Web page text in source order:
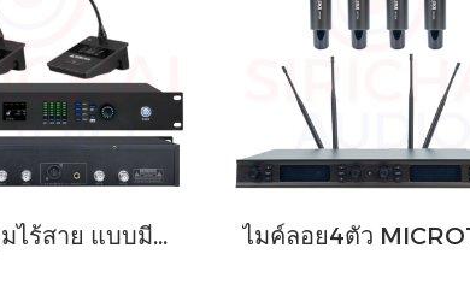
ไมค์ประชุมไร้สาย แบบมีประธาน MICROTECH รุ่น MICROSYS (มีแบตเตอรีในตัว)